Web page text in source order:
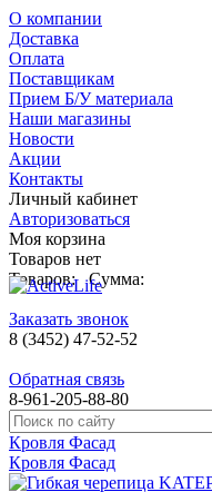
О компании
Доставка
Оплата
Поставщикам
Прием Б/У материала
Наши магазины
Новости
Акции
Контакты
Личный кабинет
Авторизоваться
Моя корзина
Товаров нет
Товаров: Сумма:
Заказать звонок
8 (3452) 47-52-52
Обратная связь
8-961-205-88-80
Кровля Фасад
Кровля Фасад